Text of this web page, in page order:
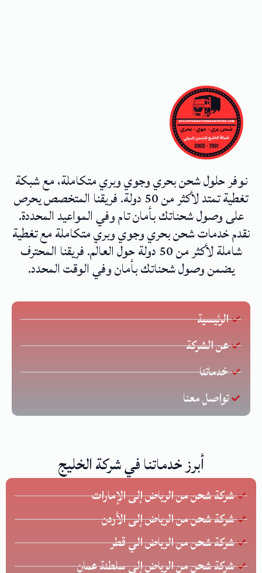
نوفر حلول شحن بحري وجوي وبري متكاملة، مع شبكة
تغطية تمتد لأكثر من 50 دولة. فريقنا المتخصص يحرص
على وصول شحناتك بأمان تام وفي المواعيد المحددة.
نقدم خدمات شحن بحري وجوي وبري متكاملة مع تغطية
شاملة لأكثر من 50 دولة حول العالم. فريقنا المحترف
يضمن وصول شحناتك بأمان وفي الوقت المحدد.
الرئيسية
عن الشركة
خدماتنا
تواصل معنا
أبرز خدماتنا في شركة الخليج
شركة شحن من الرياض إلى الإمارات
شركة شحن من الرياض إلى الأردن
شركة شحن من الرياض الي قطر
شركة شحن من الرياض إلى سلطنة عمان